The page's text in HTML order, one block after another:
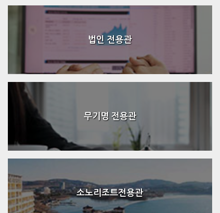
법인 전용관
무기명 전용관
소노리조트전용관